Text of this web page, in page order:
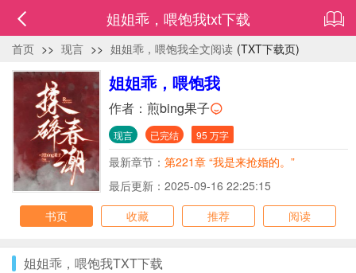
姐姐乖，喂饱我txt下载
首页 >> 现言 >> 姐姐乖，喂饱我全文阅读 (TXT下载页)
姐姐乖，喂饱我
作者： 煎bing果子
现言 已完结 95 万字
最新章节： 第221章 “我是来抢婚的。”
最后更新：2025-09-16 22:25:15
书页
收藏 推荐 阅读
姐姐乖，喂饱我TXT下载